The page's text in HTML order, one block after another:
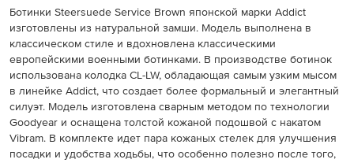
Ботинки Steersuede Service Brown японской марки Addict
изготовлены из натуральной замши. Модель выполнена в
классическом стиле и вдохновлена классическими
европейскими военными ботинками. В производстве ботинок
использована колодка CL-LW, обладающая самым узким мысом
в линейке Addict, что создает более формальный и элегантный
силуэт. Модель изготовлена сварным методом по технологии
Goodyear и оснащена толстой кожаной подошвой с накатом
Vibram. В комплекте идет пара кожаных стелек для улучшения
посадки и удобства ходьбы, что особенно полезно после того,